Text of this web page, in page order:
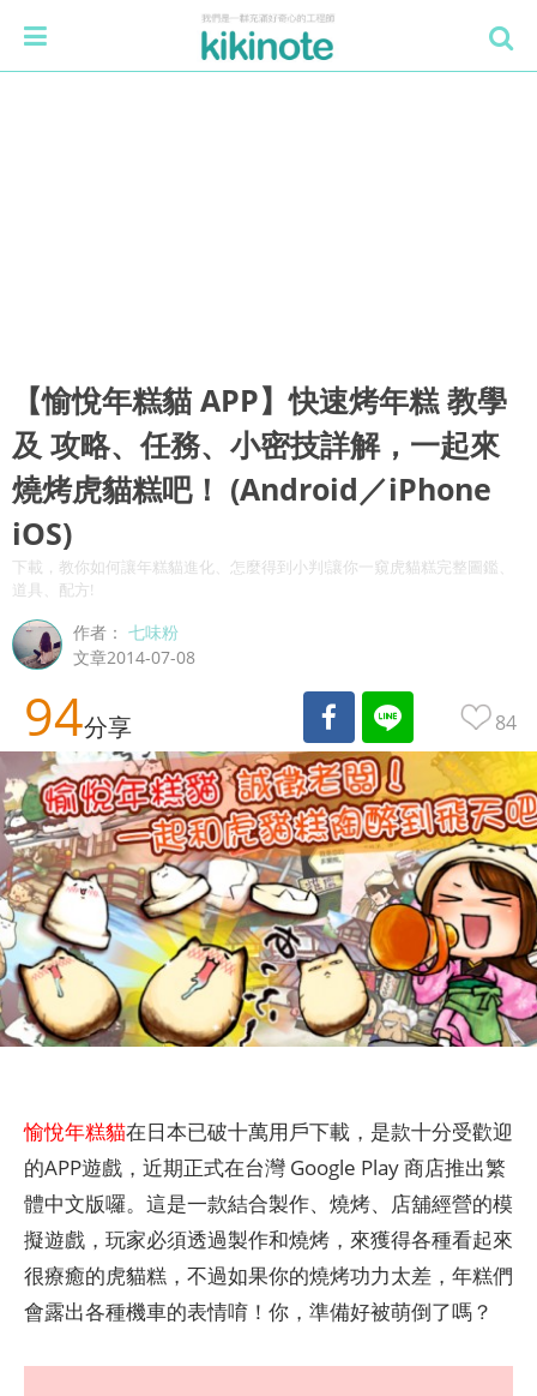
【愉悅年糕貓 APP】快速烤年糕 教學
及 攻略、任務、小密技詳解，一起來
燒烤虎貓糕吧！ (Android／iPhone
iOS)
下載，教你如何讓年糕貓進化、怎麼得到小判!讓你一窺虎貓糕完整圖鑑、
道具、配方!
作者：七味粉
文章2014-07-08
94分享 84
愉悅年糕貓在日本已破十萬用戶下載，是款十分受歡迎
的APP遊戲，近期正式在台灣 Google Play 商店推出繁
體中文版囉。這是一款結合製作、燒烤、店舖經營的模
擬遊戲，玩家必須透過製作和燒烤，來獲得各種看起來
很療癒的虎貓糕，不過如果你的燒烤功力太差，年糕們
會露出各種機車的表情唷！你，準備好被萌倒了嗎？